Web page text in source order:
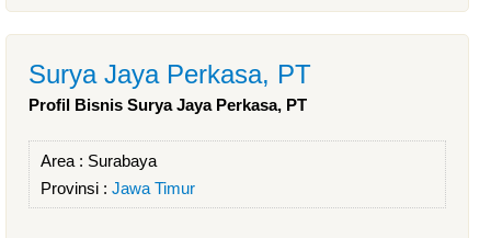
Surya Jaya Perkasa, PT
Profil Bisnis Surya Jaya Perkasa, PT
Area : Surabaya
Provinsi : Jawa Timur